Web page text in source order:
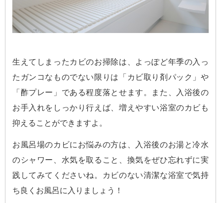
生えてしまったカビのお掃除は、よっぽど年季の入っ
たガンコなものでない限りは「カビ取り剤パック」や
「酢プレー」である程度落とせます。また、入浴後の
お手入れをしっかり行えば、増えやすい浴室のカビも
抑えることができますよ。
お風呂場のカビにお悩みの方は、入浴後のお湯と冷水
のシャワー、水気を取ること、換気をぜひ忘れずに実
践してみてくださいね。カビのない清潔な浴室で気持
ち良くお風呂に入りましょう！